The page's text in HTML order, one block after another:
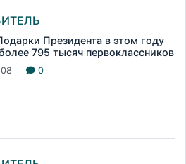
Президента в этом году
795 тысяч первоклассников
0